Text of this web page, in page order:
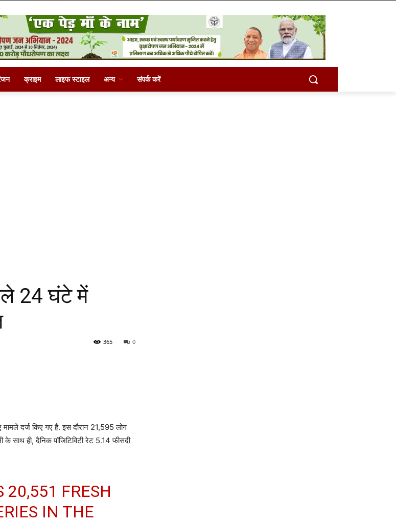
क्राइम लाइफ स्टाइल अन्य संपर्क करें
24 घंटे में
0
365
दर्ज किए गए हैं. इस दौरान 21,595 लोग
ही, दैनिक पॉजिटिविटी रेट 5.14 फीसदी
20,551 FRESH
IN THE